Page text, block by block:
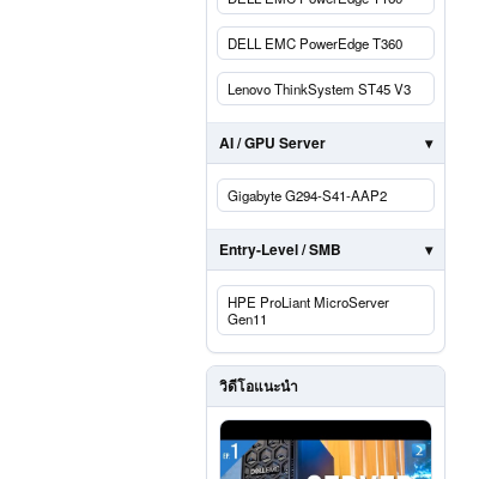
DELL EMC PowerEdge T360
Lenovo ThinkSystem ST45 V3
AI / GPU Server
Gigabyte G294-S41-AAP2
Entry-Level / SMB
HPE ProLiant MicroServer
Gen11
วิดีโอแนะนำ